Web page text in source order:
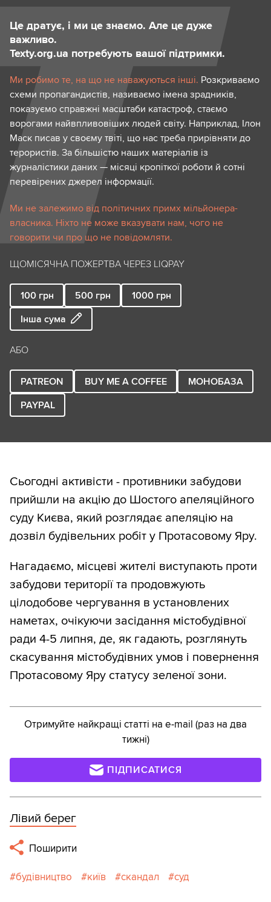
Це дратує, і ми це знаємо. Але це дуже
важливо.
Texty.org.ua потребують вашої підтримки.
Ми робимо те, на що не наважуються інші. Розкриваємо
схеми пропагандистів, називаємо імена зрадників,
показуємо справжні масштаби катастроф, стаємо
ворогами найвпливовіших людей світу. Наприклад, Ілон
Маск писав у своєму твіті, що нас треба прирівняти до
терористів. За більшістю наших матеріалів із
журналістики даних — місяці кропіткої роботи й сотні
перевірених джерел інформації.
Ми не залежимо від політичних примх мільйонера-
власника. Ніхто не може вказувати нам, чого не
говорити чи про що не повідомляти.
ЩОМІСЯЧНА ПОЖЕРТВА ЧЕРЕЗ LIQPAY
100 грн 500 грн 1000 грн
Інша сума
АБО
PATREON BUY ME A COFFEE
МОНОБАЗА
PAYPAL
Сьогодні активісти - противники забудови
прийшли на акцію до Шостого апеляційного
суду Києва, який розглядає апеляцію на
дозвіл будівельних робіт у Протасовому Яру.
Нагадаємо, місцеві жителі виступають проти
забудови території та продовжують
цілодобове чергування в установлених
наметах, очікуючи засідання містобудівної
ради 4-5 липня, де, як гадають, розглянуть
скасування містобудівних умов і повернення
Протасовому Яру статусу зеленої зони.
Отримуйте найкращі статті на e-mail (раз на два
тижні)
ПІДПИСАТИСЯ
Лiвий берег
Поширити
будівництво київ скандал суд